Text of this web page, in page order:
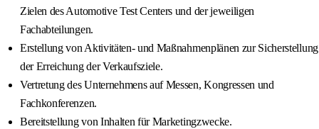
Zielen des Automotive Test Centers und der jeweiligen
Fachabteilungen.
Erstellung von Aktivitäten- und Maßnahmenplänen zur Sicherstellung
der Erreichung der Verkaufsziele.
Vertretung des Unternehmens auf Messen, Kongressen und
Fachkonferenzen.
Bereitstellung von Inhalten für Marketingzwecke.